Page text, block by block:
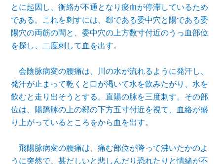
とに起因し、衡絡が不通となり瘀血が停滞しているため
である。これを刺すには、郄である委中穴と陽である委
陽穴の両筋の間と、委中穴の上方数寸付近のうっ血部位
を探し、二度刺して血を出す。
会陰脉病変の腰痛は、川の水が流れるように発汗し、
発汗が止まって乾くと口が渇いて水を飲みたがり、水を
飲むと走り出そうとする。直陽の脉を三度刺す。その部
位は、陽蹻脉の上の郄の下方五寸付近を視て、血絡が盛
り上がっているところをから血を出す。
飛陽脉病変の腰痛は、痛む部位が降って沸いたかのよ
うに突然で、甚だしいと悲しんだり恐れたりと情緒が不